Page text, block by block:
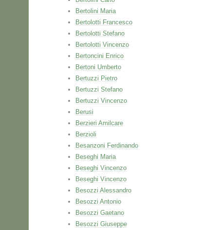
Bertolini Maria
Bertolotti Francesco
Bertolotti Stefano
Bertolotti Vincenzo
Bertoncini Enrico
Bertoni Umberto
Bertuzzi Pietro
Bertuzzi Stefano
Bertuzzi Vincenzo
Berusi
Berzieri Amilcare
Berzioli
Besanzoni Ferdinando
Beseghi Maria
Beseghi Vincenzo
Beseghi Vincenzo
Besozzi Alessandro
Besozzi Antonio
Besozzi Gaetano
Besozzi Giuseppe